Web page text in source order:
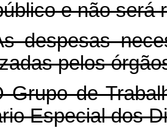
e não será
despesas
pelos
Grupo de
Especial dos